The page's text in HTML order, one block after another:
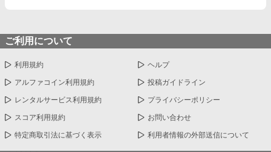
ご利用について
利用規約 ヘルプ
アルファコイン利用規約 投稿ガイドライン
レンタルサービス利用規約 プライバシーポリシー
スコア利用規約 お問い合わせ
特定商取引法に基づく表示 利用者情報の外部送信について